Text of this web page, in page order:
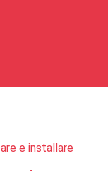
e installare